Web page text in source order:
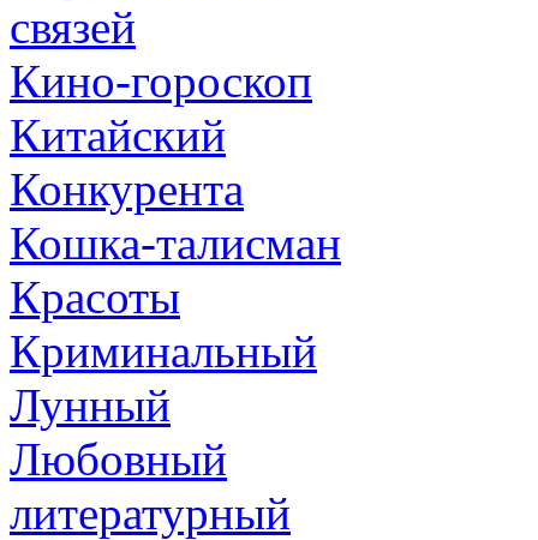
связей
Кино-гороскоп
Китайский
Конкурента
Кошка-талисман
Красоты
Криминальный
Лунный
Любовный
литературный